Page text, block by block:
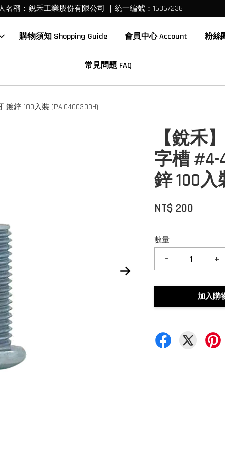
名稱：銳禾工業股份有限公司 ｜統一編號：16367236
購物須知 Shopping Guide 會員中心 Account 粉絲
常見問題 FAQ
鋅 100入裝 (PAI0400300H)
【銳禾
字槽 #4-
鋅 100入
NT$ 200
數量
- +
加入購